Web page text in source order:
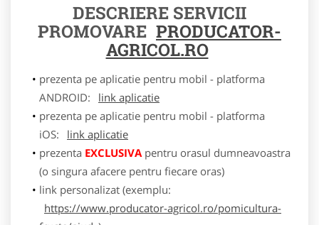
DESCRIERE SERVICII
PROMOVARE PRODUCATOR-
AGRICOL.RO
prezenta pe aplicatie pentru mobil - platforma
ANDROID:
link aplicatie
prezenta pe aplicatie pentru mobil - platforma
iOS:
link aplicatie
prezenta EXCLUSIVApentru orasul dumneavoastra
(o singura afacere pentru fiecare oras)
link personalizat (exemplu:
https://www.producator-agricol.ro/pomicultura-